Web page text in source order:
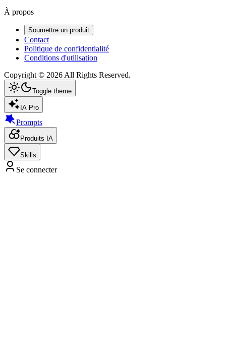
À propos
Soumettre un produit
Contact
Politique de confidentialité
Conditions d'utilisation
Copyright © 2026All Rights Reserved.
Toggle theme
IA Pro
Prompts
Produits IA
Skills
Se connecter